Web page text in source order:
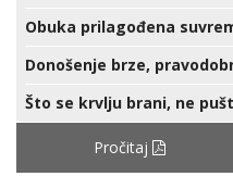
Obuka prilagođena
Donošenje brze,
Što se krvlju brani, ne
Pročitaj